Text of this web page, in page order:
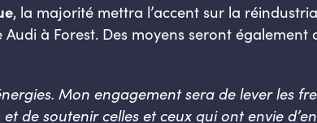
, la majorité mettra l’accent sur la
à Forest. Des moyens seront
Mon engagement sera de lever les
de soutenir celles et ceux qui ontenvie